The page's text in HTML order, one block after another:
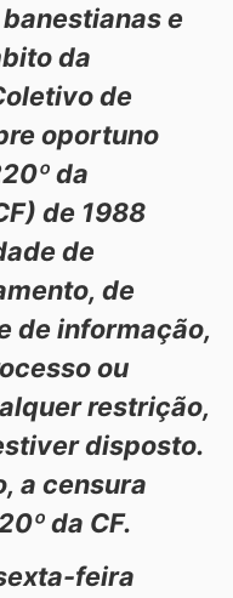
e
da
de
oportuno
da
de 1988
de
de
de informação,
ou
restrição,
disposto.
a censura
da CF.
feira